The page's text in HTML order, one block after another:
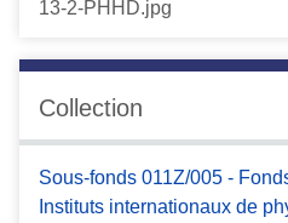
Collection
Sous-fonds 011Z/005 -
Instituts internationaux de